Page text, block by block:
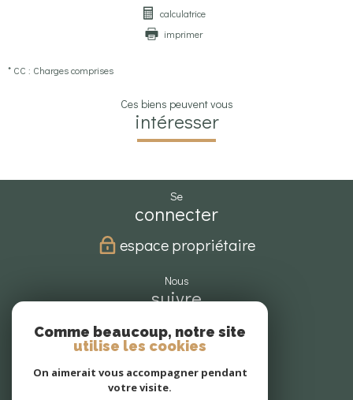
calculatrice
imprimer
* CC : Charges comprises
Ces biens peuvent vous
intéresser
se
connecter
espace propriétaire
nous
suivre
nous
adhérons
Comme beaucoup, notre site
utilise les cookies
On aimerait vous accompagner pendant
votre visite.